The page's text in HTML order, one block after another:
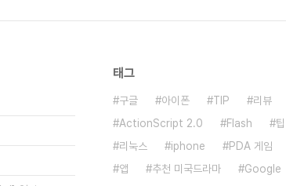
태그
구글 아이폰 TIP 리뷰
ActionScript 2.0
Flash 팁
리눅스
iphone PDA 게임
앱
추천 미국드라마 Google